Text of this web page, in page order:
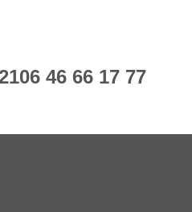
06 46 66 17 77